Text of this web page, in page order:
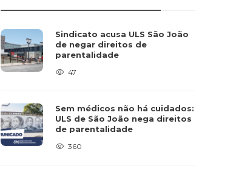
Sindicato acusa ULS São João
de negar direitos de
parentalidade
47
Sem médicos não há cuidados:
ULS de São João nega direitos
de parentalidade
360